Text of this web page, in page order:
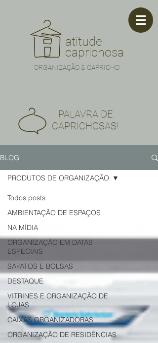
atitude
caprichosa
ORGANIZAÇÃO & CAPRICHO
PALAVRA DE
CAPRICHOSAS!
BLOG
Todos posts
AMBIENTAÇÃO DE ESPAÇOS
NA MÍDIA
ORGANIZAÇÃO EM DATAS
ESPECIAIS
SAPATOS E BOLSAS
DESTAQUE
VITRINES E ORGANIZAÇÃO DE
LOJAS
CAIXAS ORGANIZADORAS
ORGANIZAÇÃO DE RESIDÊNCIAS
PRODUTOS DE ORGANIZAÇÃO